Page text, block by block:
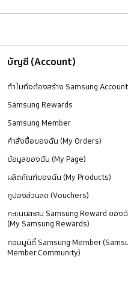
บัญชี (Account)
ทำไมถึงต้องสร้าง Samsung Account
Samsung Rewards
Samsung Member
คำสั่งซื้อของฉัน (My Orders)
ข้อมูลของฉัน (My Page)
ผลิตภัณฑ์ของฉัน (My Products)
คูปองส่วนลด (Vouchers)
คะแนนสะสม Samsung Reward ของ
(My Samsung Rewards)
คอมมูนิตี้ Samsung Member
Member Community)